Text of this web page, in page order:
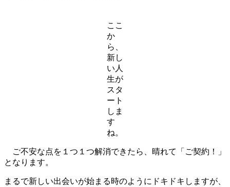
ここ
か
ら、
新し
い人
生が
スタ
ート
しま
す
ね。
ご不安な点を１つ１つ解消できたら、晴れて「ご契約！」
となります。
まるで新しい出会いが始まる時のようにドキドキしますが、